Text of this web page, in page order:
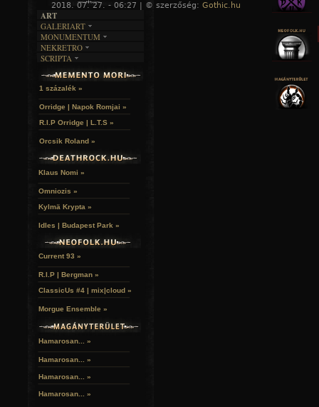
2018. 07. 27. - 06:27 | © szerzőség: Gothic.hu «
ART
GALERIART
ARTGALERI
KÉPREGÉNYEK
LAKÁSKULTS
MONUMENTUM
TEMETŐK
TEMPLOMOK
VÁRAK
HELYEK
NEKRETRO
SZUBKULT
FEKETE LYUK
RELIKVIÁK
SCRIPTA
NOVELLÁK
VERSEK
1 százalék »
Orridge | Napok Romjai »
R.I.P Orridge | L.T.S »
Orcsik Roland »
Klaus Nomi »
Omniozis »
Kylmä Krypta »
Idles | Budapest Park »
Current 93 »
R.I.P | Bergman »
ClassicUs #4 | mix|cloud »
Morgue Ensemble »
Hamarosan... »
Hamarosan... »
Hamarosan... »
Hamarosan... »